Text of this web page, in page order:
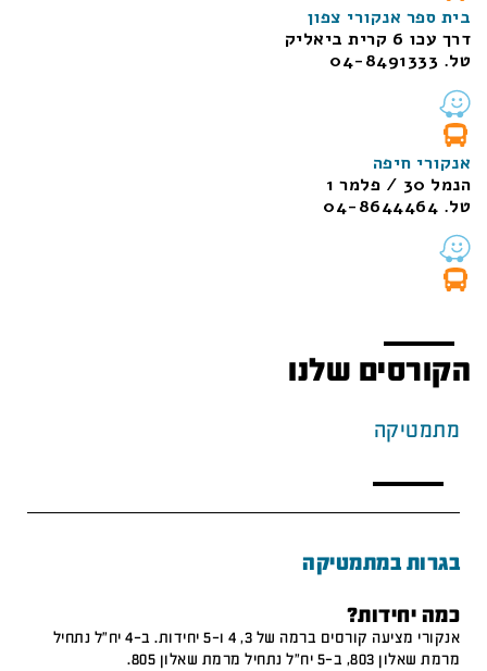
בית ספר אנקורי צפון
דרך עכו 6 קרית ביאליק
טל. 04-8491333
אנקורי חיפה
הנמל 30 / פלמר 1
טל. 04-8644464
הקורסים שלנו
מתמטיקה
בגרות במתמטיקה
כמה יחידות?
אנקורי מציעה קורסים ברמה של 3, 4 ו-5 יחידות. ב-4 יח"ל נתחיל
מרמת שאלון 803, ב-5 יח"ל נתחיל מרמת שאלון 805.